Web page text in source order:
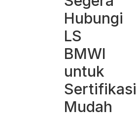
Hubungi
LS
BMWI
untuk
Sertifikasi
Mudah